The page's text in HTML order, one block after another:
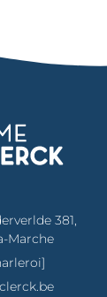
381,
Marche